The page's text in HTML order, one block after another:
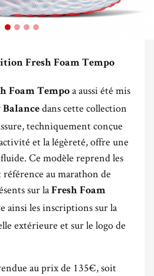
Fresh Foam Tempo
Foam Tempo a aussi été mis
Balance dans cette collection
techniquement conçue
et la légèreté, offre une
Ce modèle reprend les
référence au marathon de
sur laFresh Foam
ainsi les inscriptions sur la
extérieure et sur le logo de
au prix de 135€, soit